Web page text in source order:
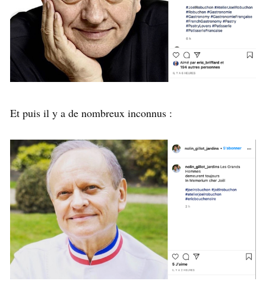
Et puis il y a de nombreux inconnus :